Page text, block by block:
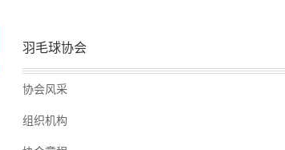
羽毛球协会
协会风采
组织机构